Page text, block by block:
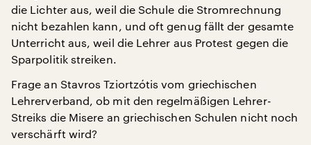
die Lichter aus, weil die Schule die Stromrechnung
nicht bezahlen kann, und oft genug fällt der gesamte
Unterricht aus, weil die Lehrer aus Protest gegen die
Sparpolitik streiken.
Frage an Stavros Tziortzótis vom griechischen
Lehrerverband, ob mit den regelmäßigen Lehrer-
Streiks die Misere an griechischen Schulen nicht noch
verschärft wird?